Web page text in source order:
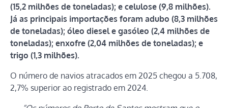
(15,2 milhões de toneladas); e celulose (9,8 milhões).
Já as principais importações foram adubo (8,3 milhões
de toneladas); óleo diesel e gasóleo (2,4 milhões de
toneladas); enxofre (2,04 milhões de toneladas); e
trigo (1,3 milhões).
O número de navios atracados em 2025 chegou a 5.708,
2,7% superior ao registrado em 2024.